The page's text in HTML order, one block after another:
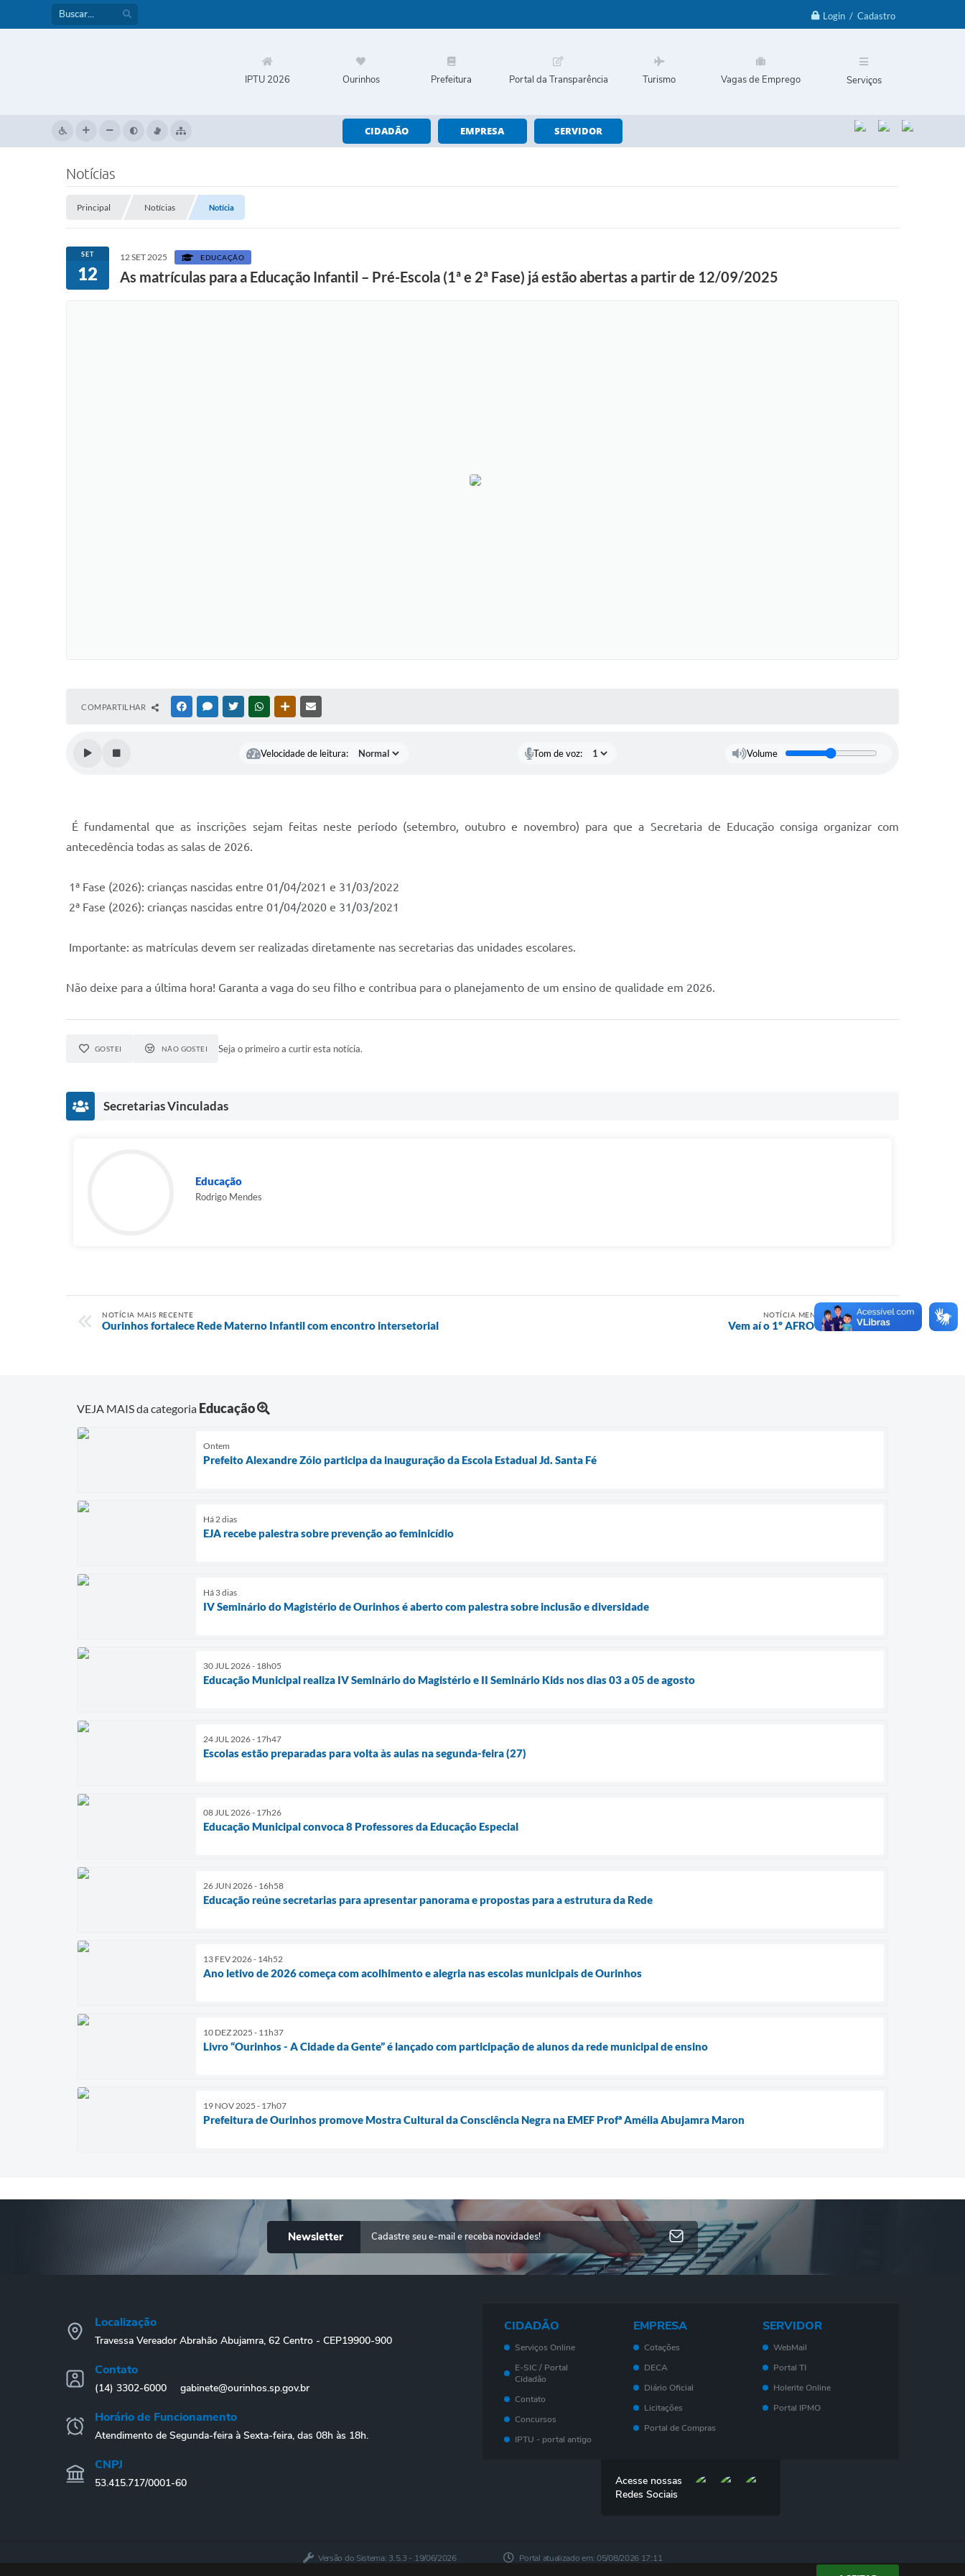
Login / Cadastro
IPTU 2026 Ourinhos Prefeitura Portal da Transparência Turismo Vagas de Emprego Serviços
CIDADÃO EMPRESA SERVIDOR
Notícias
Principal Notícias Notícia
SET
12
12 SET 2025 EDUCAÇÃO
As matrículas para a Educação Infantil – Pré-Escola (1ª e 2ª Fase) já estão abertas a partir de 12/09/2025
COMPARTILHAR FACEBOOKMESSENGER
TWITTERWHATSAPPOUTRAS MÍDIAS
Velocidade de leitura: Tom de voz: Volume
É fundamental que as inscrições sejam feitas neste período (setembro, outubro e novembro) para que a Secretaria de Educação consiga organizar com
antecedência todas as salas de 2026.
1ª Fase (2026): crianças nascidas entre 01/04/2021 e 31/03/2022
2ª Fase (2026): crianças nascidas entre 01/04/2020 e 31/03/2021
Importante: as matrículas devem ser realizadas diretamente nas secretarias das unidades escolares.
Não deixe para a última hora! Garanta a vaga do seu filho e contribua para o planejamento de um ensino de qualidade em 2026.
GOSTEI NÃO GOSTEI Seja o primeiro a curtir esta notícia.
Secretarias Vinculadas
Educação
Rodrigo Mendes
NOTÍCIA MAIS RECENTE
Ourinhos fortalece Rede Materno Infantil com encontro intersetorial
NOTÍCIA MENOS RECENTE
Vem aí o 1º AFRO POP EDU
VEJA MAIS da categoria Educação
Ontem
Prefeito Alexandre Zóio participa da inauguração da Escola Estadual Jd. Santa Fé
Há 2 dias
EJA recebe palestra sobre prevenção ao feminicídio
Há 3 dias
IV Seminário do Magistério de Ourinhos é aberto com palestra sobre inclusão e diversidade
30 JUL 2026 - 18h05
Educação Municipal realiza IV Seminário do Magistério e II Seminário Kids nos dias 03 a 05 de agosto
24 JUL 2026 - 17h47
Escolas estão preparadas para volta às aulas na segunda-feira (27)
08 JUL 2026 - 17h26
Educação Municipal convoca 8 Professores da Educação Especial
26 JUN 2026 - 16h58
Educação reúne secretarias para apresentar panorama e propostas para a estrutura da Rede
13 FEV 2026 - 14h52
Ano letivo de 2026 começa com acolhimento e alegria nas escolas municipais de Ourinhos
10 DEZ 2025 - 11h37
Livro “Ourinhos - A Cidade da Gente” é lançado com participação de alunos da rede municipal de ensino
19 NOV 2025 - 17h07
Prefeitura de Ourinhos promove Mostra Cultural da Consciência Negra na EMEF Profª Amélia Abujamra Maron
Newsletter
Localização
Travessa Vereador Abrahão Abujamra, 62 Centro - CEP19900-900
Contato
(14) 3302-6000 gabinete@ourinhos.sp.gov.br
Horário de Funcionamento
Atendimento de Segunda-feira à Sexta-feira, das 08h às 18h.
CNPJ
53.415.717/0001-60
CIDADÃO
Serviços Online
E-SIC / Portal
Cidadão
Contato
Concursos
IPTU - portal antigo
EMPRESA
Cotações
DECA
Diário Oficial
Licitações
Portal de Compras
Eletrônica - NF- e
IPTU
DES-IF
SERVIDOR
WebMail
Portal TI
Holerite Online
Portal IPMO
Acesse nossas
Redes Sociais
Versão do Sistema: 3.5.3 - 19/06/2026 Portal atualizado em:05/08/2026 17:11